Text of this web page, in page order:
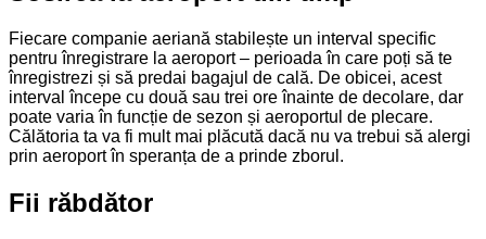
Fiecare companie aeriană stabilește un interval specific
pentru înregistrare la aeroport – perioada în care poți să te
înregistrezi și să predai bagajul de cală. De obicei, acest
interval începe cu două sau trei ore înainte de decolare, dar
poate varia în funcție de sezon și aeroportul de plecare.
Călătoria ta va fi mult mai plăcută dacă nu va trebui să alergi
prin aeroport în speranța de a prinde zborul.
Fii răbdător